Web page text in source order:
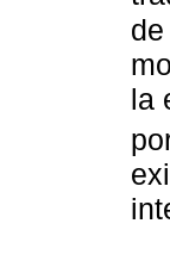
la